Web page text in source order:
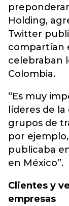
Holding,
Twitter
compartían
celebraban
Colombia.
“Es muy
líderes de
grupos de
por
publicaba
en México”.
Clientes y
empresas